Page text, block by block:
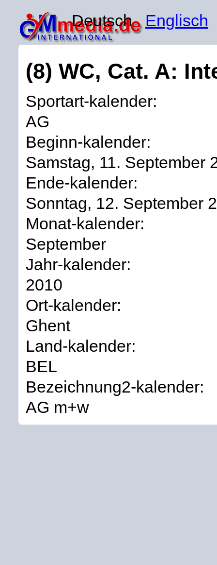
Deutsch Englisch
(8) WC, Cat. A:
Sportart-kalender:
AG
Beginn-kalender:
Samstag, 11. September
Ende-kalender:
Sonntag, 12. September
Monat-kalender:
September
Jahr-kalender:
2010
Ort-kalender:
Ghent
Land-kalender:
BEL
Bezeichnung2-kalender:
AG m+w